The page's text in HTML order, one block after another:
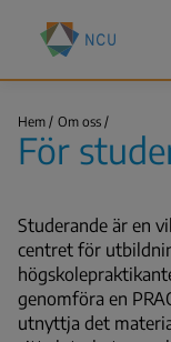
huvudinnehåll
Nationella
centret
för
(NCU)
Länkstig
Hem Om oss
För
Studerande är en
centret för
genomföra en
utnyttja det